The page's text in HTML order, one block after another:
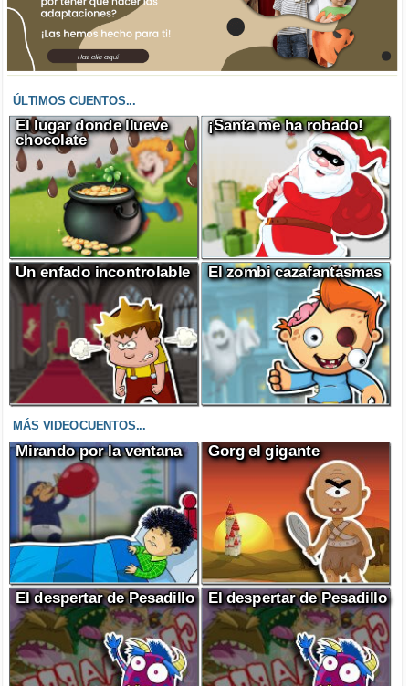
ÚLTIMOS CUENTOS...
El lugar donde llueve
chocolate
¡Santa me ha robado!
Un enfado incontrolable El zombi cazafantasmas
MÁS VIDEOCUENTOS...
Mirando por la ventana Gorg el gigante
El despertar de Pesadillo El despertar de Pesadillo